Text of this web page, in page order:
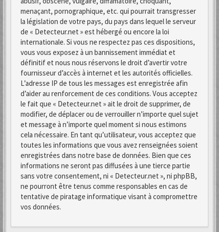
menaçant, pornographique, etc. qui pourrait transgresser
la législation de votre pays, du pays dans lequel le serveur
de « Detecteur.net » est hébergé ou encore la loi
internationale. Si vous ne respectez pas ces dispositions,
vous vous exposez à un bannissement immédiat et
définitif et nous nous réservons le droit d’avertir votre
fournisseur d’accès à internet et les autorités officielles.
L’adresse IP de tous les messages est enregistrée afin
d’aider au renforcement de ces conditions. Vous acceptez
le fait que « Detecteur.net » ait le droit de supprimer, de
modifier, de déplacer ou de verrouiller n’importe quel sujet
et message à n’importe quel moment si nous estimons
cela nécessaire. En tant qu’utilisateur, vous acceptez que
toutes les informations que vous avez renseignées soient
enregistrées dans notre base de données. Bien que ces
informations ne seront pas diffusées à une tierce partie
sans votre consentement, ni « Detecteur.net », ni phpBB,
ne pourront être tenus comme responsables en cas de
tentative de piratage informatique visant à compromettre
vos données.